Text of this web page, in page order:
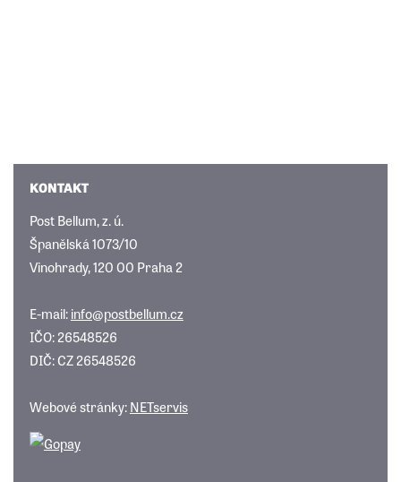
KONTAKT
Post Bellum, z. ú.
Španělská 1073/10
Vinohrady, 120 00 Praha 2
E-mail:info@postbellum.cz
IČO: 26548526
DIČ: CZ 26548526
Webové stránky:NETservis